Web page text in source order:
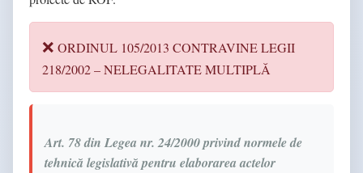
ORDINUL 105/2013 CONTRAVINE LEGII
218/2002 – NELEGALITATE MULTIPLĂ
Art. 78 din Legea nr. 24/2000 privind normele de
tehnică legislativă pentru elaborarea actelor